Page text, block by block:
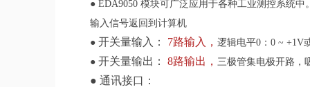
● EDA9050 模块可广泛应用于各种工业测控系统
输入信号返回到计算机
● 开关量输入： 7路输入， 逻辑电平0：0 ~ +1V
● 开关量输出： 8路输出， 三极管集电极开路，
● 通讯接口：